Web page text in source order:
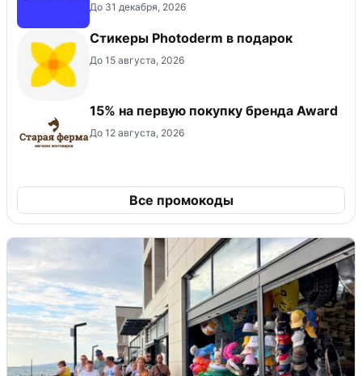
До 31 декабря, 2026
Стикеры Photoderm в подарок
До 15 августа, 2026
15% на первую покупку бренда Award
До 12 августа, 2026
Все промокоды